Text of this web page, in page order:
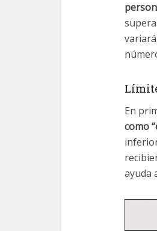
En
como
ayuda